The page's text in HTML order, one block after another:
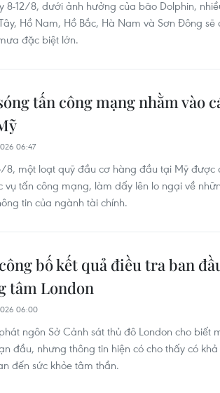
8-12/8, dưới ảnh hưởng của bão Dolphin,
Hồ Nam, Hồ Bắc, Hà Nam và Sơn Đông
đặc biệt lớn.
tấn công mạng nhằm vào
06:47
8, một loạt quỹ đầu cơ hàng đầu tại Mỹ được
vụ tấn công mạng, làm dấy lên lo ngại về
tin của ngành tài chính.
bố kết quả điều tra ban
tâm London
06:00
ngôn Sở Cảnh sát thủ đô London cho biết
đầu, nhưng thông tin hiện có cho thấy có
đến sức khỏe tâm thần.